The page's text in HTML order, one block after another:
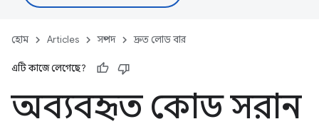
হোম Articles সম্পদ দ্রুত লোড বার
এটি কাজে লেগেছে?
অব্যবহৃত কোড সরান